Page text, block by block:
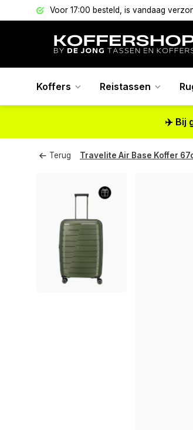
Voor 17:00 besteld, is vandaag
Koffers Reistassen
✈️ Bij
Terug Travelite Air Base Koffer